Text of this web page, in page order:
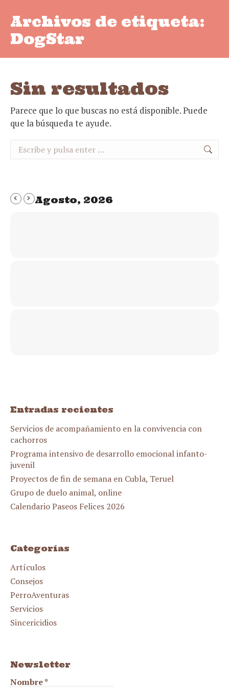
Archivos de etiqueta:
DogStar
Sin resultados
Parece que lo que buscas no está disponible. Puede
que la búsqueda te ayude.
Buscar:
Agosto, 2026
Entradas recientes
Servicios de acompañamiento en la convivencia con
cachorros
Programa intensivo de desarrollo emocional infanto-
juvenil
Proyectos de fin de semana en Cubla, Teruel
Grupo de duelo animal, online
Calendario Paseos Felices 2026
Categorías
Artículos
Consejos
PerroAventuras
Servicios
Sincericidios
Newsletter
Nombre*